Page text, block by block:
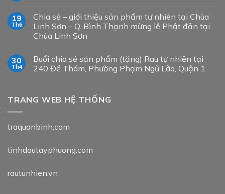
19
Th6
Chia sẻ – giới thiệu sản phẩm tự nhiên tại Chùa
Linh Sơn – Q. Bình Thạnh mừng lễ Phật đản tại
Chùa Linh Sơn
30
Th4
Buổi chia sẻ sản phẩm (tặng) Rau tự nhiên tại
240 Đề Thám, Phường Phạm Ngũ Lão, Quận 1.
TRANG WEB HỆ THỐNG
traquanbinh.com
tinhdautayphuong.com
rautunhien.vn